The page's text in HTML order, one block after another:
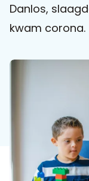
Danlos,
kwam corona.